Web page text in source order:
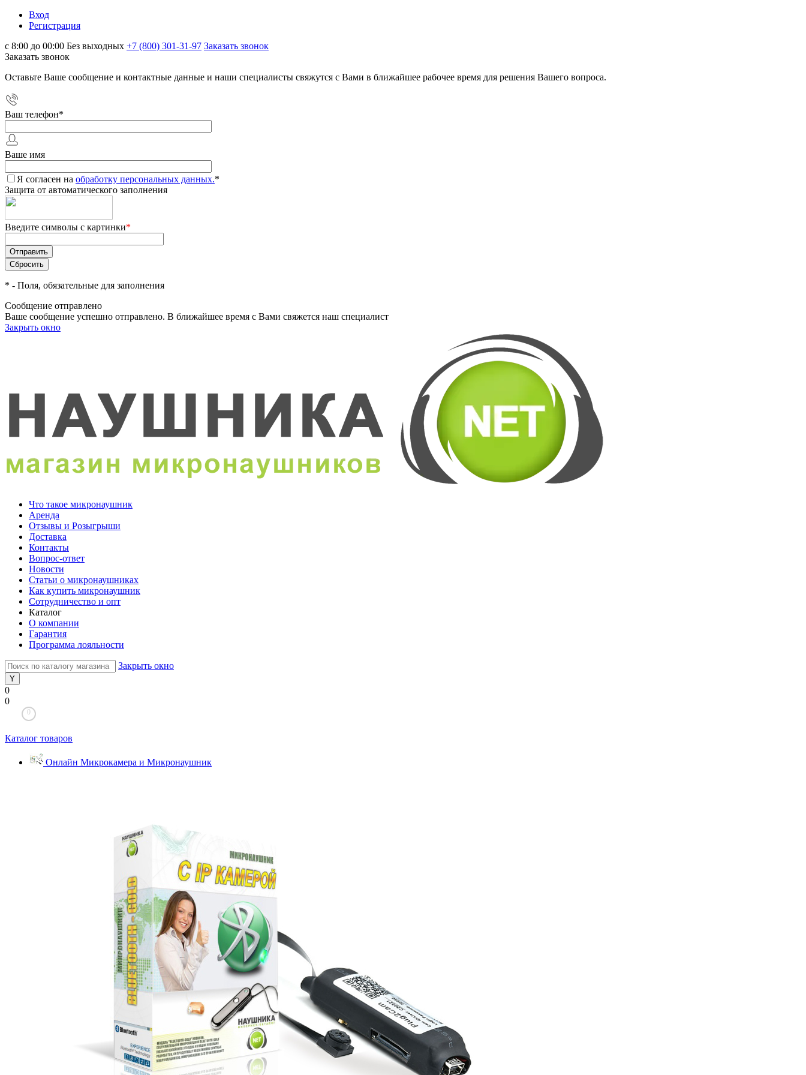
Вход
Регистрация
с 8:00 до 00:00 Без выходных +7 (800) 301-31-97 Заказать звонок
Заказать звонок
Оставьте Ваше сообщение и контактные данные и наши специалисты свяжутся с Вами в ближайшее рабочее время для решения Вашего вопроса.
Ваш телефон*
Ваше имя
Я согласен на обработку персональных данных.*
Защита от автоматического заполнения
Введите символы с картинки*
* - Поля, обязательные для заполнения
Сообщение отправлено
Ваше сообщение успешно отправлено. В ближайшее время с Вами свяжется наш специалист
Закрыть окно
Что такое микронаушник
Аренда
Отзывы и Розыгрыши
Доставка
Контакты
Вопрос-ответ
Новости
Статьи о микронаушниках
Как купить микронаушник
Сотрудничество и опт
Каталог
О компании
Гарантия
Программа лояльности
Закрыть окно
0
0
0
Каталог товаров
Онлайн Микрокамера и Микронаушник